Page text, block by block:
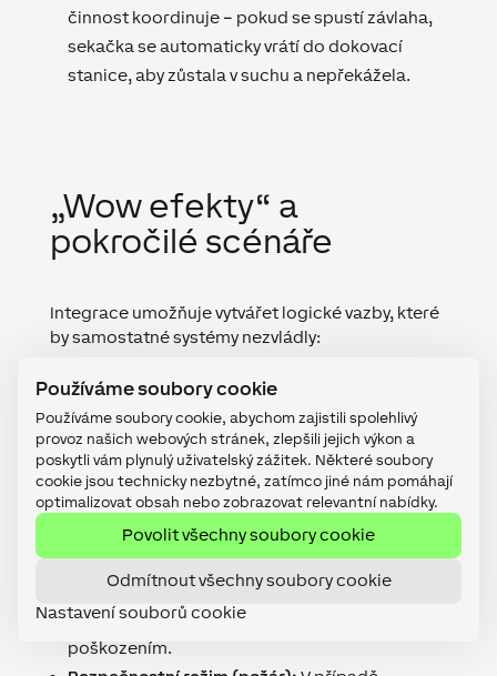
Používáme soubory cookie
Používáme soubory cookie, abychom zajistili spolehlivý
provoz našich webových stránek, zlepšili jejich výkon a
poskytli vám plynulý uživatelský zážitek. Některé soubory
cookie jsou technicky nezbytné, zatímco jiné nám pomáhají
optimalizovat obsah nebo zobrazovat relevantní nabídky.
Povolit všechny soubory cookie
Odmítnout všechny soubory cookie
Nastavení souborů cookie
činnost koordinuje – pokud se spustí závlaha,
sekačka se automaticky vrátí do dokovací
stanice, aby zůstala v suchu a nepřekážela.
„Wow efekty“ a
pokročilé scénáře
Integrace umožňuje vytvářet logické vazby, které
by samostatné systémy nezvládly:
Ochrana terasy:Pokud systém detekuje, že
jsou otevřené dveře na terasu nebo jsou v
exteriéru aktivní senzory přítomnosti, závlahový
okruh v blízkosti posezení se nespustí, aby
nepostříkal vás nebo vaši návštěvu.
Ochrana před mrazem:Pokud teplota v noci
klesne pod bod mrazu, LOXONE může
automaticky zablokovat čerpadlo a uzavřít
ventily, čímž chrání technologii před
poškozením.